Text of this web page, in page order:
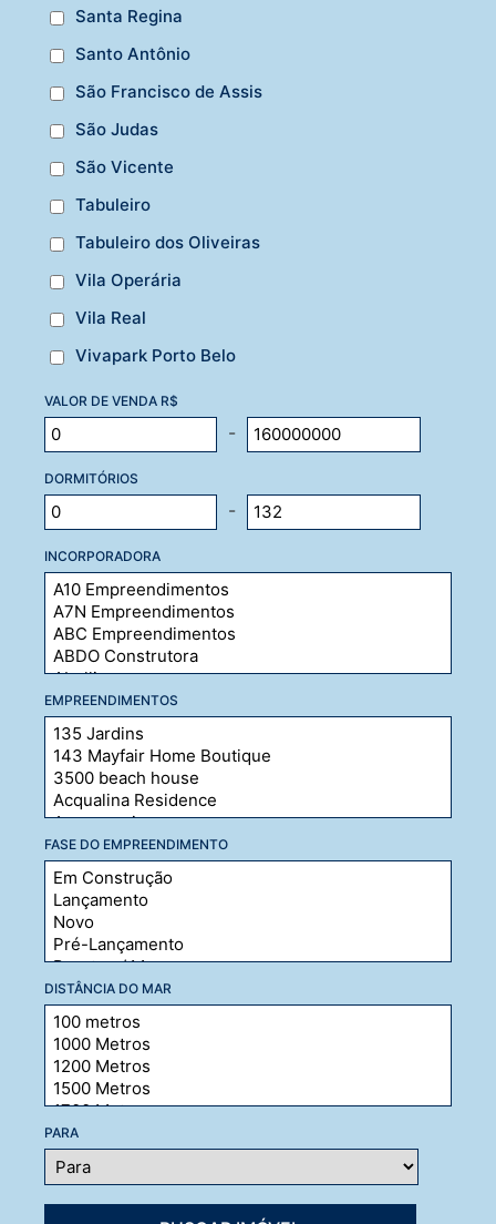
Santa Regina
Santo Antônio
São Francisco de Assis
São Judas
São Vicente
Tabuleiro
Tabuleiro dos Oliveiras
Vila Operária
Vila Real
Vivapark Porto Belo
VALOR DE VENDA R$
-
DORMITÓRIOS
-
INCORPORADORA
EMPREENDIMENTOS
FASE DO EMPREENDIMENTO
DISTÂNCIA DO MAR
PARA